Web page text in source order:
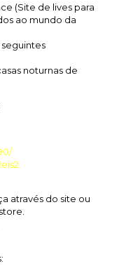
(Site de lives para
ao mundo da
noturnas de
através do site ou